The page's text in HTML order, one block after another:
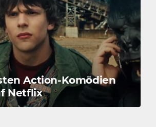
Action-Komödien
Netflix